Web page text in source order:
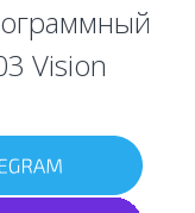
Vision